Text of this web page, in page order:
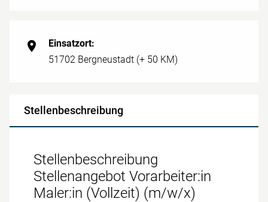
Einsatzort:
51702 Bergneustadt (+ 50 KM)
Stellenbeschreibung
Stellenbeschreibung
Stellenangebot Vorarbeiter:in
Maler:in (Vollzeit) (m/w/x)